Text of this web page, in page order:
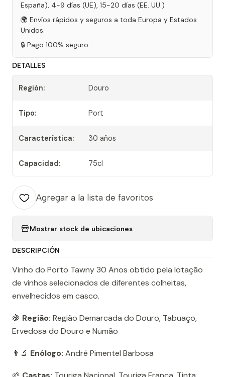
España), 4-9 días (UE), 15-20 días (EE. UU.)
🌍 Envíos rápidos y seguros a toda Europa y Estados
Unidos.
🔒 Pago 100% seguro
DETALLES
Región: Douro
Tipo: Port
Característica: 30 años
Capacidad: 75cl
Agregar a la lista de favoritos
Mostrar stock de ubicaciones
DESCRIPCIÓN
Vinho do Porto Tawny 30 Anos obtido pela lotação
de vinhos selecionados de diferentes colheitas,
envelhecidos em casco.
🍇 Região: Região Demarcada do Douro, Tabuaço,
Ervedosa do Douro e Numão
👨‍🔬 Enólogo: André Pimentel Barbosa